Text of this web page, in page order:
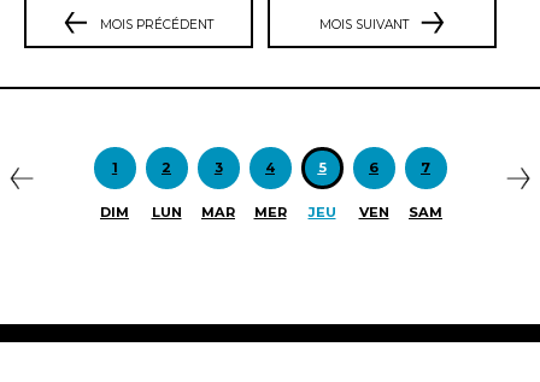
MOIS PRÉCÉDENT MOIS SUIVANT
1
DIM
2
LUN
3
MAR
4
MER
5
JEU
6
VEN
7
SAM